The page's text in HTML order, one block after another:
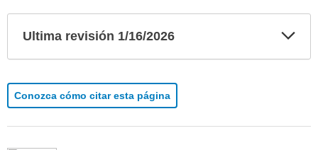
Ultima revisión 1/16/2026
Conozca cómo citar esta página